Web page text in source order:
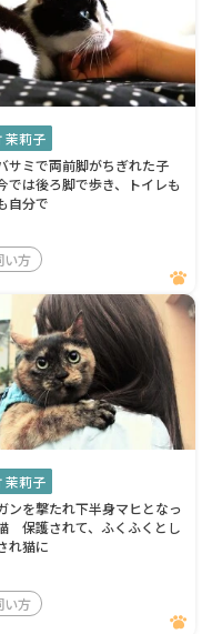
茉莉子
サミで両前脚がちぎれた子
は後ろ脚で歩き、トイレも
自分で
い方
茉莉子
ンを撃たれ下半身マヒとなっ
保護されて、ふくふくとし
れ猫に
い方